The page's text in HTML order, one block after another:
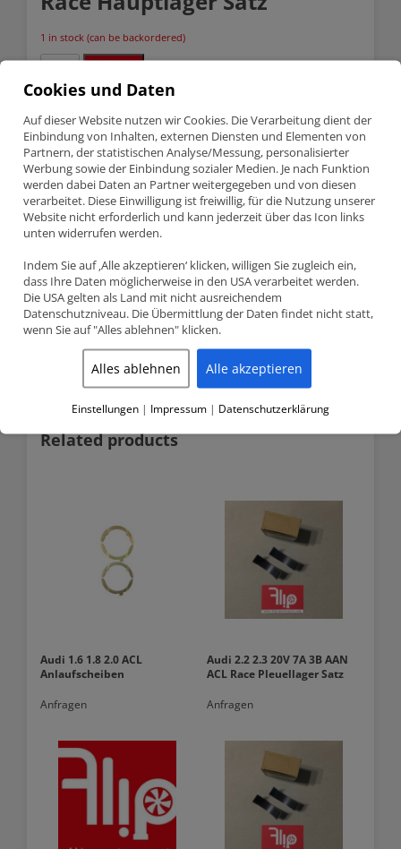
1 in stock (can be backordered)
Toyota
3.0
ACL
Race
Hauptlager
Satz
quantity
Anfragen
Categories:
ACL Lager Lagerschalen Toyota
Description
Description
TOYOTA 2.5 3.0 2JZGTE ACL RACE
HAUPTLAGER SATZ
Teilenummer 7M8103H-STD
ACL Race Series Hauptlager Satz
Related products
Audi 1.6 1.8 2.0 ACL
Anlaufscheiben
Anfragen
Audi 2.2 2.3 20V 7A 3B AAN
ACL Race Pleuellager Satz
Anfragen
Cookies und Daten
Auf dieser Website nutzen wir Cookies. Die Verarbeitung dient der
Einbindung von Inhalten, externen Diensten und Elementen von
Partnern, der statistischen Analyse/Messung, personalisierter
Werbung sowie der Einbindung sozialer Medien. Je nach Funktion
werden dabei Daten an Partner weitergegeben und von diesen
verarbeitet. Diese Einwilligung ist freiwillig, für die Nutzung unserer
Website nicht erforderlich und kann jederzeit über das Icon links
unten widerrufen werden.
Indem Sie auf ‚Alle akzeptieren‘ klicken, willigen Sie zugleich ein,
dass Ihre Daten möglicherweise in den USA verarbeitet werden.
Die USA gelten als Land mit nicht ausreichendem
Datenschutzniveau. Die Übermittlung der Daten findet nicht statt,
wenn Sie auf "Alles ablehnen" klicken.
Alles ablehnen Alle akzeptieren
Einstellungen | Impressum | Datenschutzerklärung